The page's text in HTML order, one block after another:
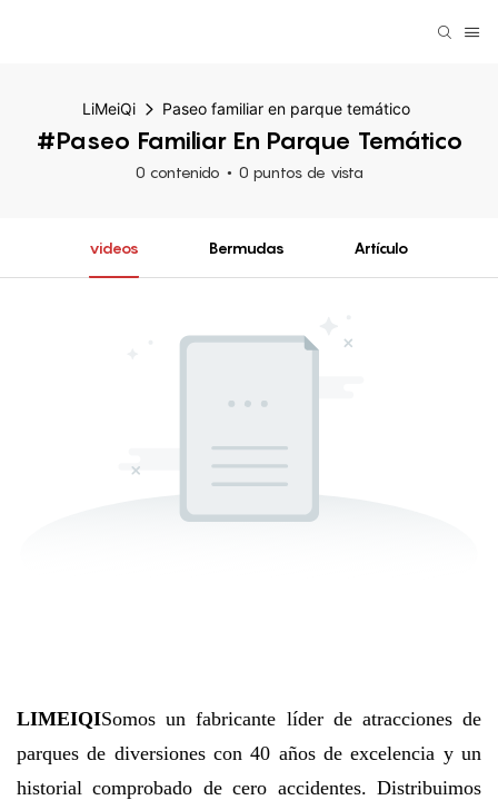
LiMeiQi Paseo familiar en parque temático
#Paseo Familiar En Parque Temático
0 contenido 0 puntos de vista
videos Bermudas Artículo
LIMEIQISomos un fabricante líder de atracciones de
parques de diversiones con 40 años de excelencia y un
historial comprobado de cero accidentes. Distribuimos